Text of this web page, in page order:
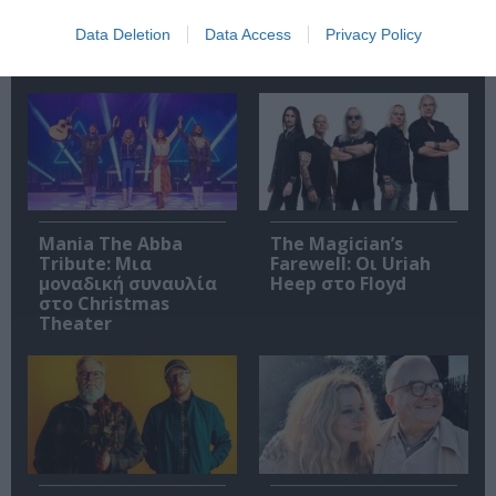
Data Deletion Data Access Privacy Policy
Mania The Abba
Tribute: Μια
μοναδική συναυλία
στο Christmas
Theater
The Magician’s
Farewell: Οι Uriah
Heep στο Floyd